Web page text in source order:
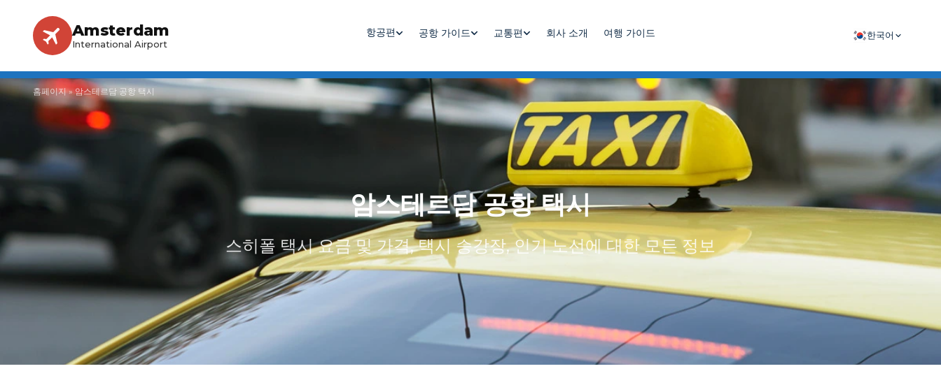
Amsterdam
International Airport
항공편 공항 가이드 교통편 회사 소개 여행 가이드 한국어
홈페이지»암스테르담 공항 택시
암스테르담 공항 택시
스히폴 택시 요금 및 가격, 택시 승강장, 인기 노선에 대한 모든 정보